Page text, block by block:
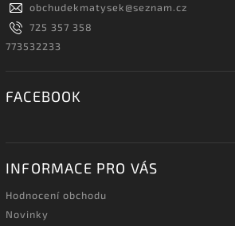
obchudekmatysek@seznam.cz
725 357 358
773532233
FACEBOOK
INFORMACE PRO VÁS
Hodnocení obchodu
Novinky